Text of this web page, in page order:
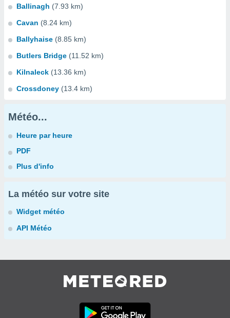
Ballinagh (7.93 km)
Cavan (8.24 km)
Ballyhaise (8.85 km)
Butlers Bridge (11.52 km)
Kilnaleck (13.36 km)
Crossdoney (13.4 km)
Météo...
Heure par heure
PDF
Plus d'info
La météo sur votre site
Widget météo
API Météo